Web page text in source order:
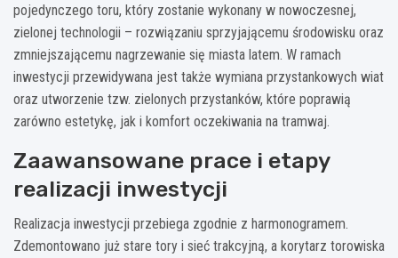
pojedynczego toru, który zostanie wykonany w nowoczesnej,
zielonej technologii – rozwiązaniu sprzyjającemu środowisku oraz
zmniejszającemu nagrzewanie się miasta latem. W ramach
inwestycji przewidywana jest także wymiana przystankowych wiat
oraz utworzenie tzw. zielonych przystanków, które poprawią
zarówno estetykę, jak i komfort oczekiwania na tramwaj.
Zaawansowane prace i etapy
realizacji inwestycji
Realizacja inwestycji przebiega zgodnie z harmonogramem.
Zdemontowano już stare tory i sieć trakcyjną, a korytarz torowiska